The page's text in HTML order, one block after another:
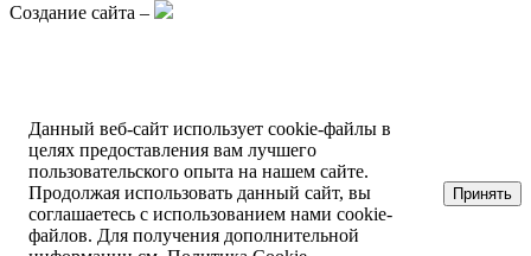
Создание сайта –
Данный веб-сайт использует cookie-файлы в
целях предоставления вам лучшего
пользовательского опыта на нашем сайте.
Продолжая использовать данный сайт, вы
соглашаетесь с использованием нами cookie-
файлов. Для получения дополнительной
Принять